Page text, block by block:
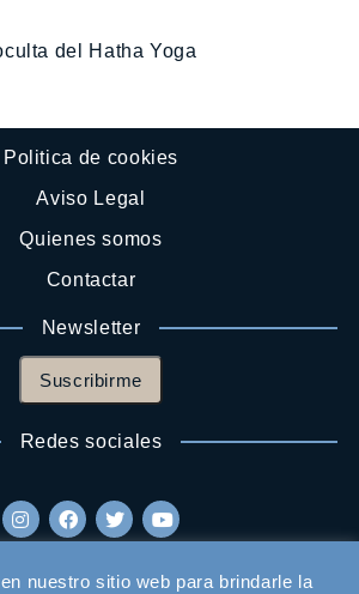
del Hatha Yoga
Politica de cookies
Aviso Legal
Quienes somos
Contactar
Newsletter
Suscribirme
Redes sociales
nuestro sitio web para brindarle la